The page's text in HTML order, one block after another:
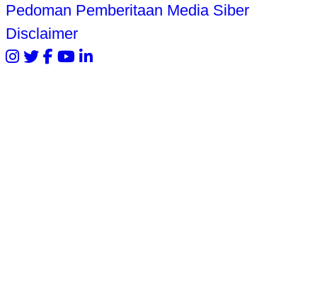
Pedoman Pemberitaan Media Siber
Disclaimer